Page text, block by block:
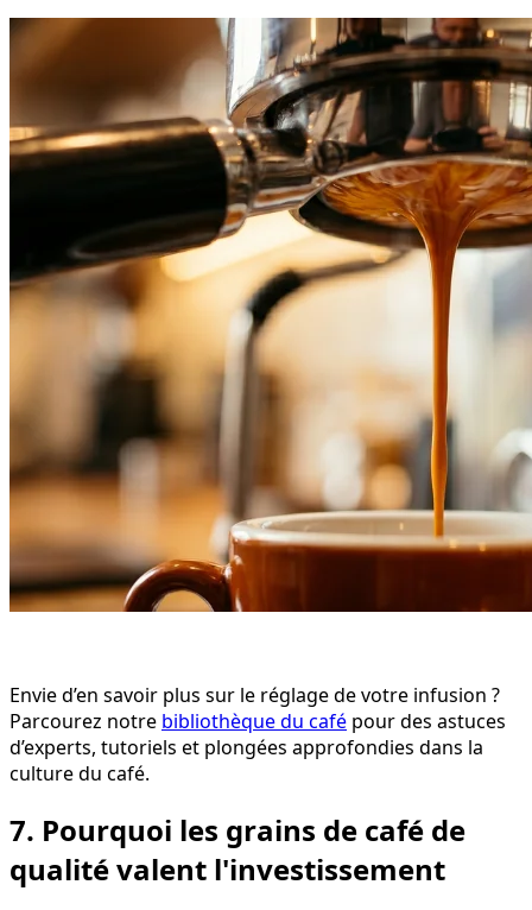
Envie d’en savoir plus sur le réglage de votre infusion ?
Parcourez notre bibliothèque du café pour des astuces
d’experts, tutoriels et plongées approfondies dans la
culture du café.
7. Pourquoi les grains de café de
qualité valent l'investissement